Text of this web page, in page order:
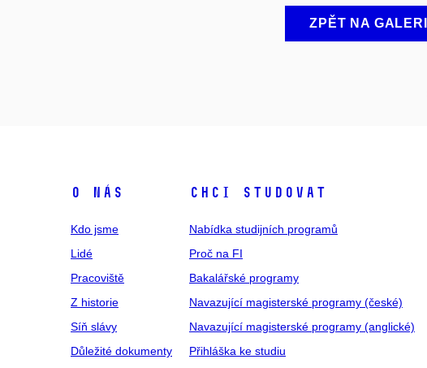
ZPĚT NA GALERII
O NÁS
Kdo jsme
Lidé
Pracoviště
Z historie
Síň slávy
Důležité dokumenty
CHCI STUDOVAT
Nabídka studijních programů
Proč na FI
Bakalářské programy
Navazující magisterské programy (české)
Navazující magisterské programy (anglické)
Přihláška ke studiu